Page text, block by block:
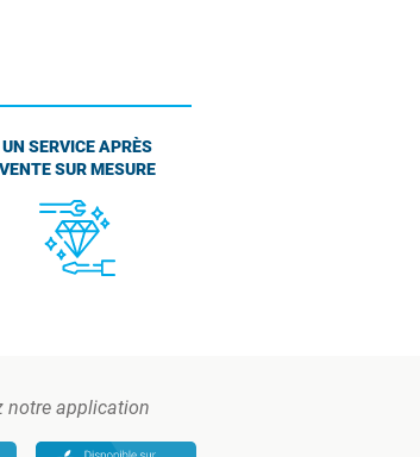
UN SERVICE APRÈS
VENTE SUR MESURE
notre application